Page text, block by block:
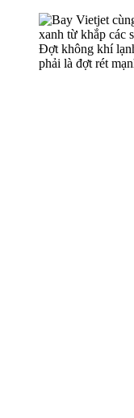
Đợt không khí
phải là đợt rét